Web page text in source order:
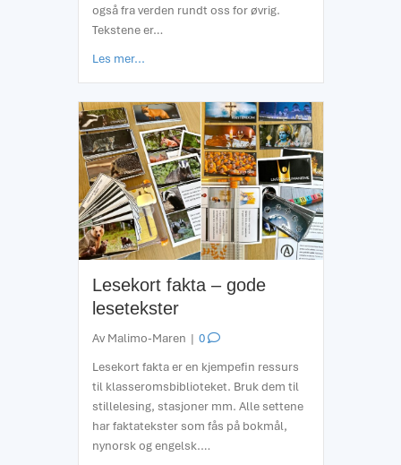
også fra verden rundt oss for øvrig.
Tekstene er…
Les mer...about LESEGLØD – nivådelt lesing i samf, nat
Lesekort fakta – gode
lesetekster
Av Malimo-Maren | 0
Lesekort fakta er en kjempefin ressurs
til klasseromsbiblioteket. Bruk dem til
stillelesing, stasjoner mm. Alle settene
har faktatekster som fås på bokmål,
nynorsk og engelsk.…